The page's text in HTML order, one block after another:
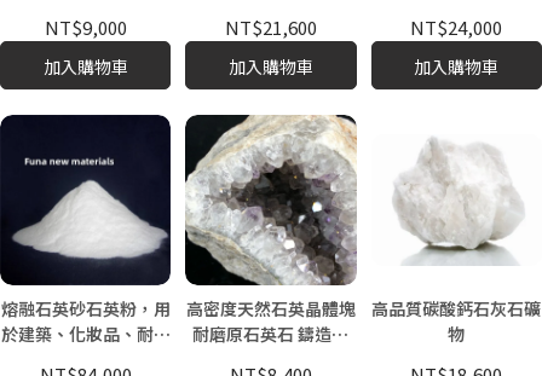
NT$9,000
加入購物車
NT$21,600
加入購物車
NT$24,000
加入購物車
熔融石英砂石英粉，用
於建築、化妝品、耐火
高密度天然石英晶體塊
耐磨原石英石 鑄造砂
高品質碳酸鈣石灰石礦
物